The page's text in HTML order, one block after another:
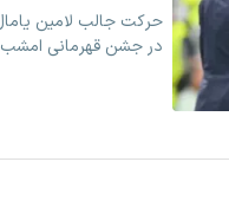
حرکت جالب لامین
در جشن قهرمانی